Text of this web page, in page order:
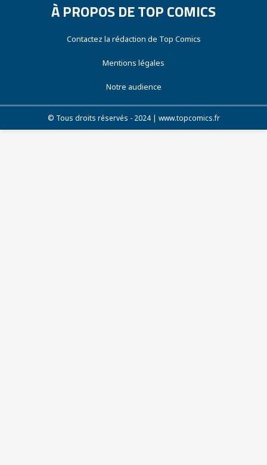
À PROPOS DE TOP COMICS
Contactez la rédaction de Top Comics
Mentions légales
Notre audience
© Tous droits réservés - 2024 | www.topcomics.fr